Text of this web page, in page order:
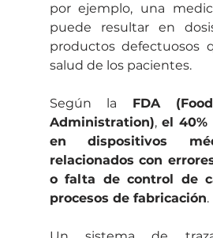
por ejemplo, una
puede resultar en
productos defectuosos
salud de los pacientes.
Según la FDA
Administration), el 40%
en dispositivos
relacionados con
o falta de control de
procesos de fabricación.